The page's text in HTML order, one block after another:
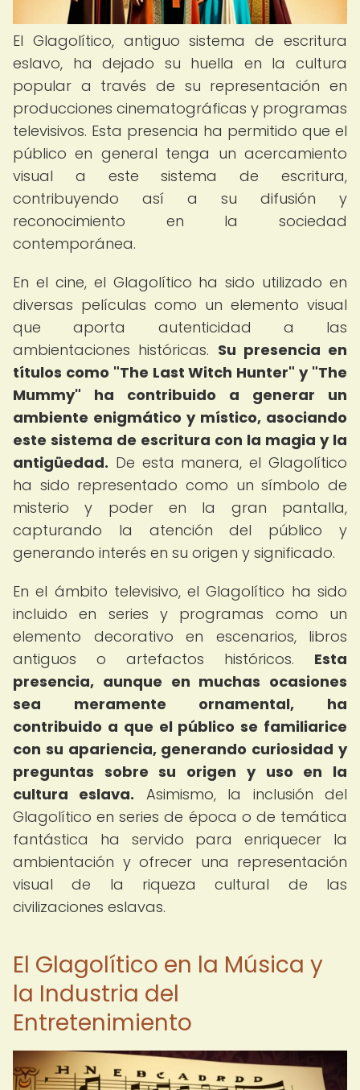
El Glagolítico, antiguo sistema de escritura
eslavo, ha dejado su huella en la cultura
popular a través de su representación en
producciones cinematográficas y programas
televisivos. Esta presencia ha permitido que el
público en general tenga un acercamiento
visual a este sistema de escritura,
contribuyendo así a su difusión y
reconocimiento en la sociedad
contemporánea.
En el cine, el Glagolítico ha sido utilizado en
diversas películas como un elemento visual
que aporta autenticidad a las
ambientaciones históricas. Su presencia en
títulos como "The Last Witch Hunter" y "The
Mummy" ha contribuido a generar un
ambiente enigmático y místico, asociando
este sistema de escritura con la magia y la
antigüedad. De esta manera, el Glagolítico
ha sido representado como un símbolo de
misterio y poder en la gran pantalla,
capturando la atención del público y
generando interés en su origen y significado.
En el ámbito televisivo, el Glagolítico ha sido
incluido en series y programas como un
elemento decorativo en escenarios, libros
antiguos o artefactos históricos. Esta
presencia, aunque en muchas ocasiones
sea meramente ornamental, ha
contribuido a que el público se familiarice
con su apariencia, generando curiosidad y
preguntas sobre su origen y uso en la
cultura eslava. Asimismo, la inclusión del
Glagolítico en series de época o de temática
fantástica ha servido para enriquecer la
ambientación y ofrecer una representación
visual de la riqueza cultural de las
civilizaciones eslavas.
El Glagolítico en la Música y
la Industria del
Entretenimiento